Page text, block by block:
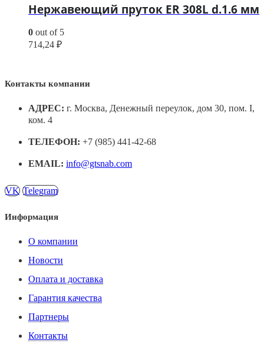
Нержавеющий пруток ER 308L d.1.6 мм
0 out of 5
714,24 ₽
Контакты компании
АДРЕС: г. Москва, Денежный переулок, дом 30, пом. I,
ком. 4
ТЕЛЕФОН: +7 (985) 441-42-68
EMAIL: info@gtsnab.com
VK Telegram
Информация
О компании
Новости
Оплата и доставка
Гарантия качества
Партнеры
Контакты